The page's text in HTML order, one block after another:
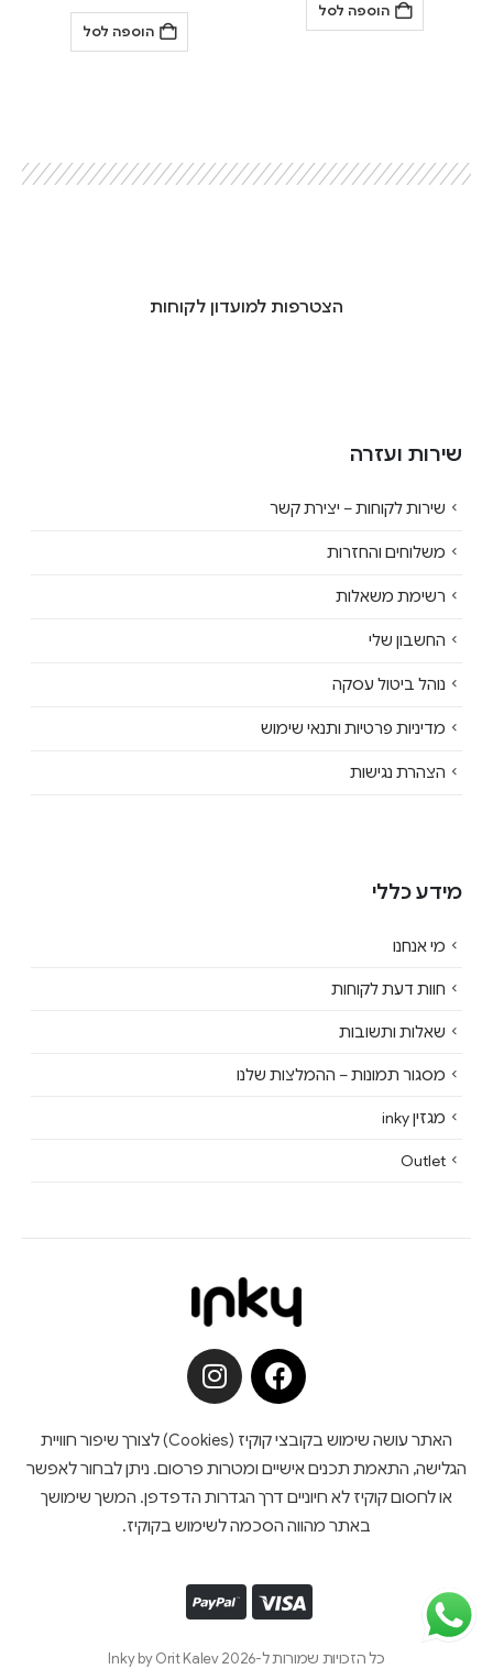
הוספה לסל
הוספה לסל
הצטרפות למועדון לקוחות
שירות ועזרה
שירות לקוחות – יצירת קשר
משלוחים והחזרות
רשימת משאלות
החשבון שלי
נוהל ביטול עסקה
מדיניות פרטיות ותנאי שימוש
הצהרת נגישות
מידע כללי
מי אנחנו
חוות דעת לקוחות
שאלות ותשובות
מסגור תמונות – ההמלצות שלנו
מגזין inky
Outlet
האתר עושה שימוש בקובצי קוקיז (Cookies) לצורך שיפור חוויית
הגלישה, התאמת תכנים אישיים ומטרות פרסום. ניתן לבחור לאפשר
או לחסום קוקיז לא חיוניים דרך הגדרות הדפדפן. המשך שימושך
באתר מהווה הסכמה לשימוש בקוקיז.
כל הזכויות שמורות ל-Inky by Orit Kalev 2026